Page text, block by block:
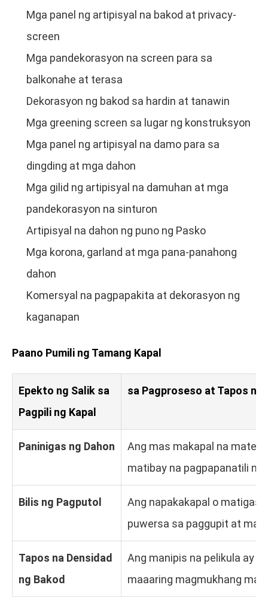
Mga panel ng artipisyal na bakod at privacy-
screen
Mga pandekorasyon na screen para sa
balkonahe at terasa
Dekorasyon ng bakod sa hardin at tanawin
Mga greening screen sa lugar ng konstruksyon
Mga panel ng artipisyal na damo para sa
dingding at mga dahon
Mga gilid ng artipisyal na damuhan at mga
pandekorasyon na sinturon
Artipisyal na dahon ng puno ng Pasko
Mga korona, garland at mga pana-panahong
dahon
Komersyal na pagpapakita at dekorasyon ng
kaganapan
Paano Pumili ng Tamang Kapal
Epekto ng Salik sa
Pagpili ng Kapal
sa Pagproseso at Tapos na
Paninigas ng Dahon
Ang mas makapal na
matibay na pagpapanatili ng
Bilis ng Pagputol
Ang napakakapal o matigas
puwersa sa paggupit at
Tapos na Densidad
ng Bakod
Ang manipis na pelikula ay
maaaring magmukhang